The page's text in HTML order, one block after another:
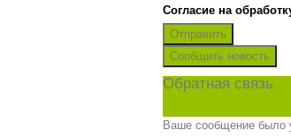
Согласие на
Отправить
Сообщить новость
Обратная связь
Ваше сообщение было